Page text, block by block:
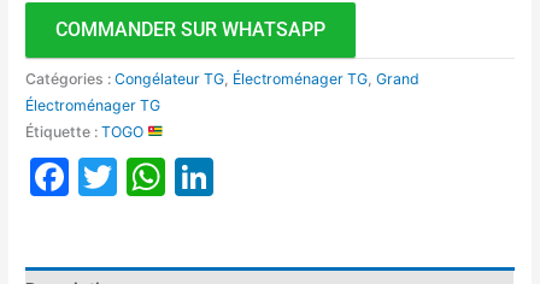
COMMANDER SUR WHATSAPP
Catégories :Congélateur TG Électroménager TG ,Grand
Électroménager TG
Étiquette :TOGO
Facebook
TwitterWhatsApp